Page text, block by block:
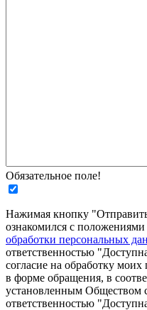
Обязательное поле!
Нажимая кнопку
ознакомился с положениями
обработки персональных
ответственностью
согласие на обработку
в форме обращения, в
установленным Обществом
ответственностью